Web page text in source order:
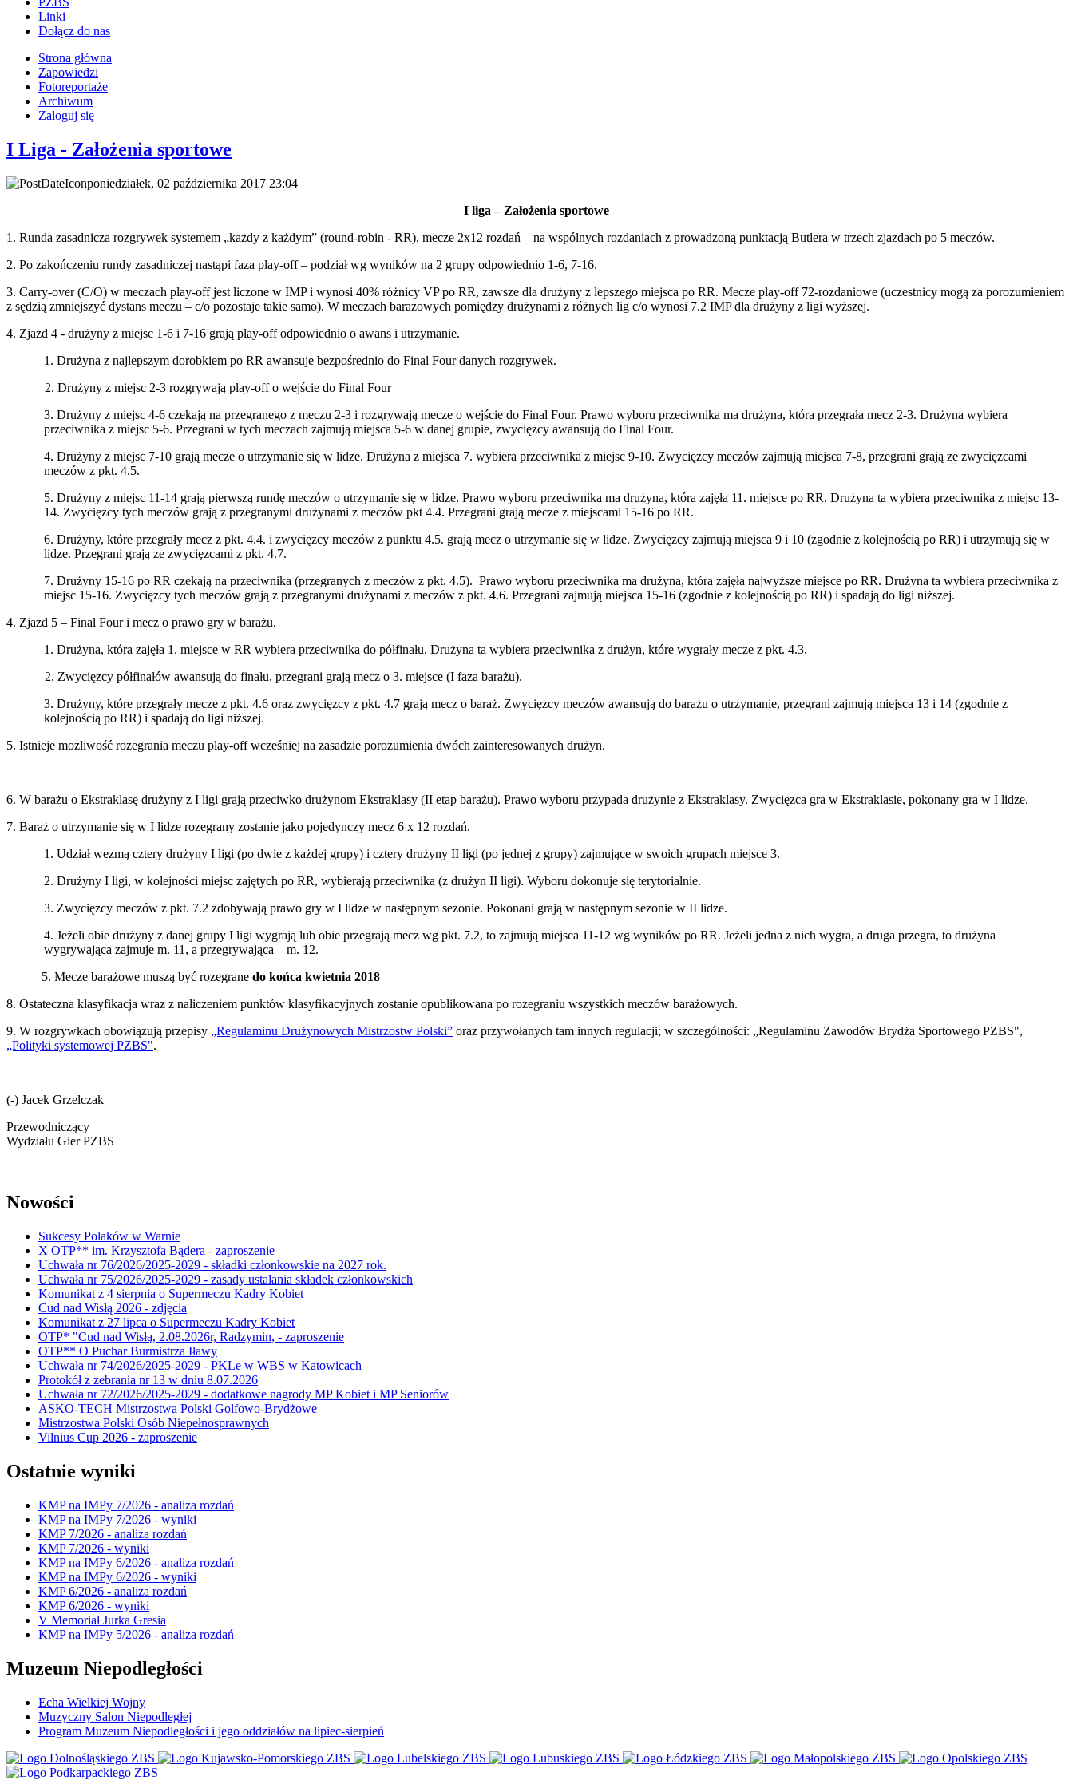
Linki
Dołącz do nas
Strona główna
Zapowiedzi
Fotoreportaże
Archiwum
Zaloguj się
I Liga - Założenia sportowe
poniedziałek, 02 października 2017 23:04
I liga – Założenia sportowe
1. Runda zasadnicza rozgrywek systemem „każdy z każdym” (round-robin - RR), mecze 2x12 rozdań – na wspólnych rozdaniach z prowadzoną punktacją Butlera w trzech zjazdach po 5 meczów.
2. Po zakończeniu rundy zasadniczej nastąpi faza play-off – podział wg wyników na 2 grupy odpowiednio 1-6, 7-16.
3. Carry-over (C/O) w meczach play-off jest liczone w IMP i wynosi 40% różnicy VP po RR, zawsze dla drużyny z lepszego miejsca po RR. Mecze play-off 72-rozdaniowe (uczestnicy mogą za porozumieniem
z sędzią zmniejszyć dystans meczu – c/o pozostaje takie samo). W meczach barażowych pomiędzy drużynami z różnych lig c/o wynosi 7.2 IMP dla drużyny z ligi wyższej.
4. Zjazd 4 - drużyny z miejsc 1-6 i 7-16 grają play-off odpowiednio o awans i utrzymanie.
1. Drużyna z najlepszym dorobkiem po RR awansuje bezpośrednio do Final Four danych rozgrywek.
2. Drużyny z miejsc 2-3 rozgrywają play-off o wejście do Final Four
3. Drużyny z miejsc 4-6 czekają na przegranego z meczu 2-3 i rozgrywają mecze o wejście do Final Four. Prawo wyboru przeciwnika ma drużyna, która przegrała mecz 2-3. Drużyna wybiera
przeciwnika z miejsc 5-6. Przegrani w tych meczach zajmują miejsca 5-6 w danej grupie, zwycięzcy awansują do Final Four.
4. Drużyny z miejsc 7-10 grają mecze o utrzymanie się w lidze. Drużyna z miejsca 7. wybiera przeciwnika z miejsc 9-10. Zwycięzcy meczów zajmują miejsca 7-8, przegrani grają ze zwycięzcami
meczów z pkt. 4.5.
5. Drużyny z miejsc 11-14 grają pierwszą rundę meczów o utrzymanie się w lidze. Prawo wyboru przeciwnika ma drużyna, która zajęła 11. miejsce po RR. Drużyna ta wybiera przeciwnika z miejsc 13-
14. Zwycięzcy tych meczów grają z przegranymi drużynami z meczów pkt 4.4. Przegrani grają mecze z miejscami 15-16 po RR.
6. Drużyny, które przegrały mecz z pkt. 4.4. i zwycięzcy meczów z punktu 4.5. grają mecz o utrzymanie się w lidze. Zwycięzcy zajmują miejsca 9 i 10 (zgodnie z kolejnością po RR) i utrzymują się w
lidze. Przegrani grają ze zwycięzcami z pkt. 4.7.
7. Drużyny 15-16 po RR czekają na przeciwnika (przegranych z meczów z pkt. 4.5). Prawo wyboru przeciwnika ma drużyna, która zajęła najwyższe miejsce po RR. Drużyna ta wybiera przeciwnika z
miejsc 15-16. Zwycięzcy tych meczów grają z przegranymi drużynami z meczów z pkt. 4.6. Przegrani zajmują miejsca 15-16 (zgodnie z kolejnością po RR) i spadają do ligi niższej.
4. Zjazd 5 – Final Four i mecz o prawo gry w barażu.
1. Drużyna, która zajęła 1. miejsce w RR wybiera przeciwnika do półfinału. Drużyna ta wybiera przeciwnika z drużyn, które wygrały mecze z pkt. 4.3.
2. Zwycięzcy półfinałów awansują do finału, przegrani grają mecz o 3. miejsce (I faza barażu).
3. Drużyny, które przegrały mecze z pkt. 4.6 oraz zwycięzcy z pkt. 4.7 grają mecz o baraż. Zwycięzcy meczów awansują do barażu o utrzymanie, przegrani zajmują miejsca 13 i 14 (zgodnie z
kolejnością po RR) i spadają do ligi niższej.
5. Istnieje możliwość rozegrania meczu play-off wcześniej na zasadzie porozumienia dwóch zainteresowanych drużyn.
6. W barażu o Ekstraklasę drużyny z I ligi grają przeciwko drużynom Ekstraklasy (II etap barażu). Prawo wyboru przypada drużynie z Ekstraklasy. Zwycięzca gra w Ekstraklasie, pokonany gra w I lidze.
7. Baraż o utrzymanie się w I lidze rozegrany zostanie jako pojedynczy mecz 6 x 12 rozdań.
1. Udział wezmą cztery drużyny I ligi (po dwie z każdej grupy) i cztery drużyny II ligi (po jednej z grupy) zajmujące w swoich grupach miejsce 3.
2. Drużyny I ligi, w kolejności miejsc zajętych po RR, wybierają przeciwnika (z drużyn II ligi). Wyboru dokonuje się terytorialnie.
3. Zwycięzcy meczów z pkt. 7.2 zdobywają prawo gry w I lidze w następnym sezonie. Pokonani grają w następnym sezonie w II lidze.
4. Jeżeli obie drużyny z danej grupy I ligi wygrają lub obie przegrają mecz wg pkt. 7.2, to zajmują miejsca 11-12 wg wyników po RR. Jeżeli jedna z nich wygra, a druga przegra, to drużyna
wygrywająca zajmuje m. 11, a przegrywająca – m. 12.
5. Mecze barażowe muszą być rozegrane do końca kwietnia 2018
8. Ostateczna klasyfikacja wraz z naliczeniem punktów klasyfikacyjnych zostanie opublikowana po rozegraniu wszystkich meczów barażowych.
9. W rozgrywkach obowiązują przepisy „Regulaminu Drużynowych Mistrzostw Polski” oraz przywołanych tam innych regulacji; w szczególności: „Regulaminu Zawodów Brydża Sportowego PZBS",
„Polityki systemowej PZBS".
(-) Jacek Grzelczak
Przewodniczący
Wydziału Gier PZBS
Nowości
Sukcesy Polaków w Warnie
X OTP** im. Krzysztofa Bądera - zaproszenie
Uchwała nr 76/2026/2025-2029 - składki członkowskie na 2027 rok.
Uchwała nr 75/2026/2025-2029 - zasady ustalania składek członkowskich
Komunikat z 4 sierpnia o Supermeczu Kadry Kobiet
Cud nad Wisłą 2026 - zdjęcia
Komunikat z 27 lipca o Supermeczu Kadry Kobiet
OTP* "Cud nad Wisłą, 2.08.2026r, Radzymin, - zaproszenie
OTP** O Puchar Burmistrza Iławy
Uchwała nr 74/2026/2025-2029 - PKLe w WBS w Katowicach
Protokół z zebrania nr 13 w dniu 8.07.2026
Uchwała nr 72/2026/2025-2029 - dodatkowe nagrody MP Kobiet i MP Seniorów
ASKO-TECH Mistrzostwa Polski Golfowo-Brydżowe
Mistrzostwa Polski Osób Niepełnosprawnych
Vilnius Cup 2026 - zaproszenie
Ostatnie wyniki
KMP na IMPy 7/2026 - analiza rozdań
KMP na IMPy 7/2026 - wyniki
KMP 7/2026 - analiza rozdań
KMP 7/2026 - wyniki
KMP na IMPy 6/2026 - analiza rozdań
KMP na IMPy 6/2026 - wyniki
KMP 6/2026 - analiza rozdań
KMP 6/2026 - wyniki
V Memoriał Jurka Gresia
KMP na IMPy 5/2026 - analiza rozdań
Muzeum Niepodległości
Echa Wielkiej Wojny
Muzyczny Salon Niepodległej
Program Muzeum Niepodległości i jego oddziałów na lipiec-sierpień